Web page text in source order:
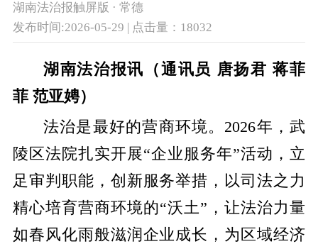
湖南法治报触屏版 · 常德
发布时间:2026-05-29 | 点击量：18032
湖南法治报讯（通讯员 唐扬君 蒋菲
菲 范亚娉）
法治是最好的营商环境。2026年，武
陵区法院扎实开展“企业服务年”活动，立
足审判职能，创新服务举措，以司法之力
精心培育营商环境的“沃土”，让法治力量
如春风化雨般滋润企业成长，为区域经济